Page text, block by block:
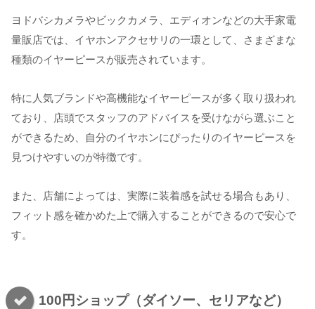
ヨドバシカメラやビックカメラ、エディオンなどの大手家電
量販店では、イヤホンアクセサリの一環として、さまざまな
種類のイヤーピースが販売されています。
特に人気ブランドや高機能なイヤーピースが多く取り扱われ
ており、店頭でスタッフのアドバイスを受けながら選ぶこと
ができるため、自分のイヤホンにぴったりのイヤーピースを
見つけやすいのが特徴です。
また、店舗によっては、実際に装着感を試せる場合もあり、
フィット感を確かめた上で購入することができるので安心で
す。
100円ショップ（ダイソー、セリアなど）